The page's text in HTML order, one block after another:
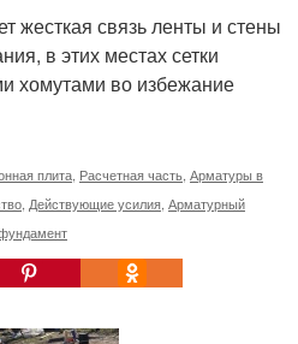
жесткая связь ленты и стены
в этих местах сетки
хомутами во избежание
плита Расчетная часть Арматуры в
Действующие усилия Арматурный